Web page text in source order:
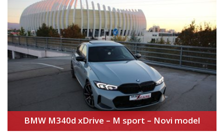
BMW M340d xDrive – M sport – Novi model